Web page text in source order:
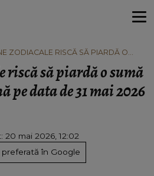
ZODIACALE RISCĂ SĂ PIARDĂ O
riscă să piardă o sumă
pe data de 31 mai 2026
20 mai 2026, 12:02
în Google